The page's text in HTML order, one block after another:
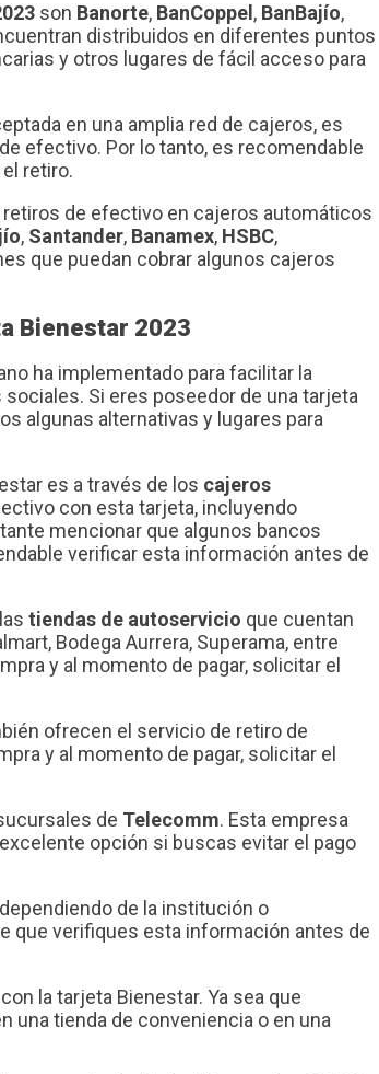
son Banorte, BanCoppel , BanBajío,
distribuidos en diferentes puntos
y otros lugares de fácil acceso para
en una amplia red de cajeros, es
efectivo. Por lo tanto, es recomendable
retiro.
retiros de efectivo en cajeros automáticos
, Santander, Banamex, HSBC,
que puedan cobrar algunos cajeros
Bienestar 2023
ha implementado para facilitar la
Si eres poseedor de una tarjeta
algunas alternativas y lugares para
es a través de los cajeros
con esta tarjeta, incluyendo
mencionar que algunos bancos
verificar esta información antes de
tiendas de autoservicio que cuentan
Bodega Aurrera, Superama, entre
y al momento de pagar, solicitar el
ofrecen el servicio de retiro de
y al momento de pagar, solicitar el
de Telecomm. Esta empresa
opción si buscas evitar el pago
de la institución o
que verifiques esta información antes de
la tarjeta Bienestar. Ya sea que
una tienda de conveniencia o en una